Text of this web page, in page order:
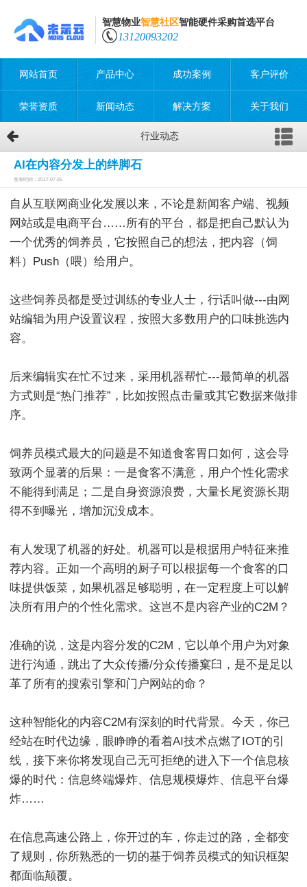
智慧物业智慧社区智能硬件采购首选平台
13120093202
网站首页 产品中心 成功案例 客户评价
荣誉资质 新闻动态 解决方案 关于我们
行业动态
AI在内容分发上的绊脚石
发表时间：2017-07-25
自从互联网商业化发展以来，不论是新闻客户端、视频
网站或是电商平台……所有的平台，都是把自己默认为
一个优秀的饲养员，它按照自己的想法，把内容（饲
料）Push（喂）给用户。
这些饲养员都是受过训练的专业人士，行话叫做---由网
站编辑为用户设置议程，按照大多数用户的口味挑选内
容。
后来编辑实在忙不过来，采用机器帮忙---最简单的机器
方式则是“热门推荐”，比如按照点击量或其它数据来做排
序。
饲养员模式最大的问题是不知道食客胃口如何，这会导
致两个显著的后果：一是食客不满意，用户个性化需求
不能得到满足；二是自身资源浪费，大量长尾资源长期
得不到曝光，增加沉没成本。
有人发现了机器的好处。机器可以是根据用户特征来推
荐内容。正如一个高明的厨子可以根据每一个食客的口
味提供饭菜，如果机器足够聪明，在一定程度上可以解
决所有用户的个性化需求。这岂不是内容产业的C2M？
准确的说，这是内容分发的C2M，它以单个用户为对象
进行沟通，跳出了大众传播/分众传播窠臼，是不是足以
革了所有的搜索引擎和门户网站的命？
这种智能化的内容C2M有深刻的时代背景。今天，你已
经站在时代边缘，眼睁睁的看着AI技术点燃了IOT的引
线，接下来你将发现自己无可拒绝的进入下一个信息核
爆的时代：信息终端爆炸、信息规模爆炸、信息平台爆
炸……
在信息高速公路上，你开过的车，你走过的路，全都变
了规则，你所熟悉的一切的基于饲养员模式的知识框架
都面临颠覆。